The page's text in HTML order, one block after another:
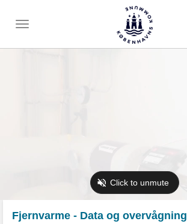
Toggle
Fjernvarme - Data og overvågning